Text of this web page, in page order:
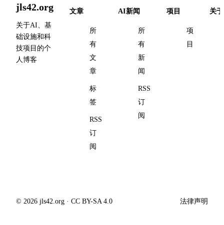
jls42.org
关于AI、基
础设施和科
技项目的个
人博客
文章
所
有
文
章
标
签
RSS
订
阅
AI新闻
所
有
新
闻
RSS
订
阅
项目
项
目
关于
© 2026 jls42.org · CC BY-SA 4.0 法律声明